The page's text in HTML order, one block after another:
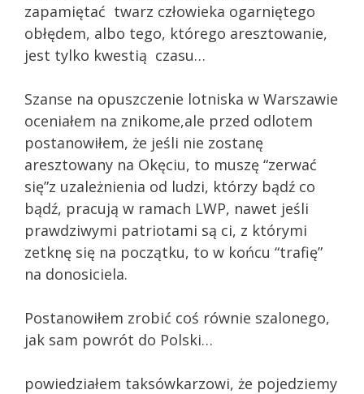
zapamiętać twarz człowieka ogarniętego
obłędem, albo tego, którego aresztowanie,
jest tylko kwestią czasu…
Szanse na opuszczenie lotniska w Warszawie
oceniałem na znikome,ale przed odlotem
postanowiłem, że jeśli nie zostanę
aresztowany na Okęciu, to muszę “zerwać
się”z uzależnienia od ludzi, którzy bądź co
bądź, pracują w ramach LWP, nawet jeśli
prawdziwymi patriotami są ci, z którymi
zetknę się na początku, to w końcu “trafię”
na donosiciela.
Postanowiłem zrobić coś równie szalonego,
jak sam powrót do Polski…
powiedziałem taksówkarzowi, że pojedziemy